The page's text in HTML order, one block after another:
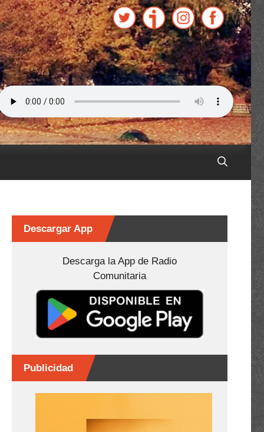
Descargar App
Descarga la App de Radio
Comunitaria
Publicidad